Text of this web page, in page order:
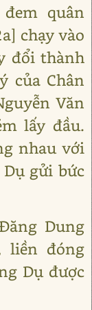
quân
chạy vào
đổi thành
của Chân
Văn
lấy đầu.
nhau với
gửi bức
Dung
liền đóng
Dụ được